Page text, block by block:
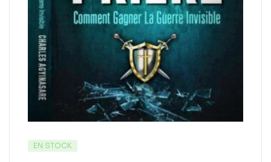
EN STOCK